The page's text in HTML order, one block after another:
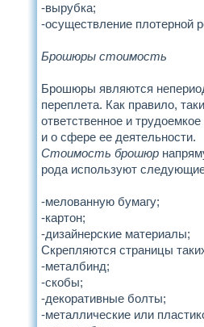
-вырубка;
-осуществление плотерной
Брошюры стоимость
Брошюры являются
переплета. Как правило,
ответственное и
и о сфере ее деятельности.
Стоимость брошюр
рода используют
-мелованную бумагу;
-картон;
-дизайнерские материалы;
Скрепляются страницы
-металбинд;
-скобы;
-декоративные болты;
-металлические или